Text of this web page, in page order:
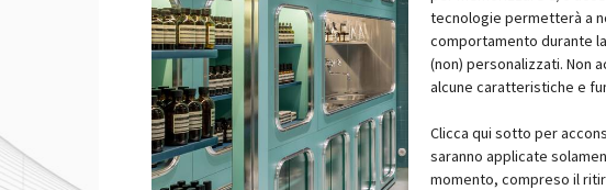
tecnologie permetterà a
comportamento durante
(non) personalizzati. Non
alcune caratteristiche e
Clicca qui sotto per
saranno applicate
momento, compreso il